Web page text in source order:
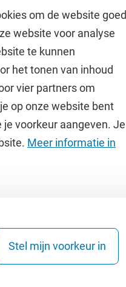
om de website goed
website voor analyse
te kunnen
het tonen van inhoud
vier partners om
op onze website bent
voorkeur aangeven. Je
Meer informatie in
Stel mijn voorkeur in
Over de VU
Contact en route
Werken bij de VU